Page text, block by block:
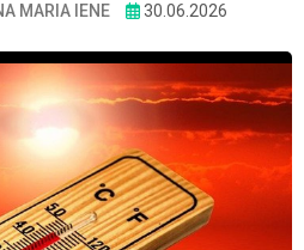
MARIA IENE 30.06.2026